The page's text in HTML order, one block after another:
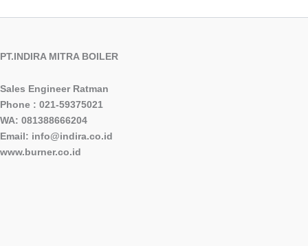
PT.INDIRA MITRA BOILER
Sales Engineer Ratman
Phone : 021-59375021
WA: 081388666204
Email: info@indira.co.id
www.burner.co.id